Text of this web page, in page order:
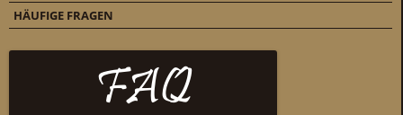
HÄUFIGE FRAGEN